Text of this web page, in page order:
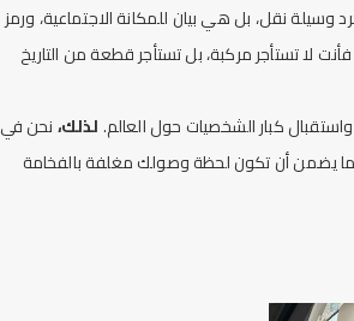
وسيلة نقل، بل هي بيان للمكانة الاجتماعية، ورمز
فأنت لا تستأجر مركبة، بل تستأجر قطعة من التاريخ
كبار الشخصيات حول العالم.لذلك،نحن في
مما يضمن أن تكون لحظة وصولك مغلفة بالفخامة